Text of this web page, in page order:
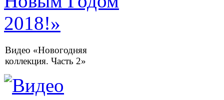
Видео «Новогодняя
коллекция. Часть 2»